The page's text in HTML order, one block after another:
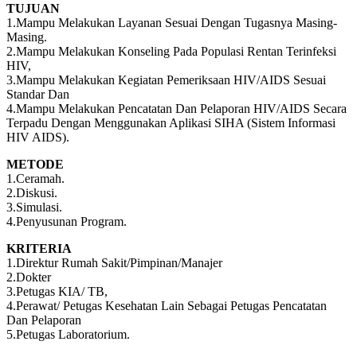
TUJUAN
1.Mampu Melakukan Layanan Sesuai Dengan Tugasnya Masing-
Masing.
2.Mampu Melakukan Konseling Pada Populasi Rentan Terinfeksi
HIV,
3.Mampu Melakukan Kegiatan Pemeriksaan HIV/AIDS Sesuai
Standar Dan
4.Mampu Melakukan Pencatatan Dan Pelaporan HIV/AIDS Secara
Terpadu Dengan Menggunakan Aplikasi SIHA (Sistem Informasi
HIV AIDS).
METODE
1.Ceramah.
2.Diskusi.
3.Simulasi.
4.Penyusunan Program.
KRITERIA
1.Direktur Rumah Sakit/Pimpinan/Manajer
2.Dokter
3.Petugas KIA/ TB,
4.Perawat/ Petugas Kesehatan Lain Sebagai Petugas Pencatatan
Dan Pelaporan
5.Petugas Laboratorium.